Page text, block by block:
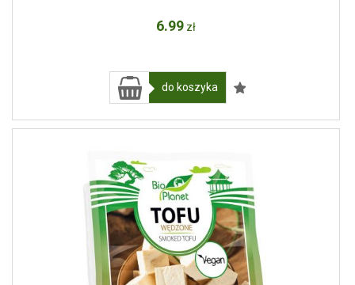
6.99 zł
do koszyka